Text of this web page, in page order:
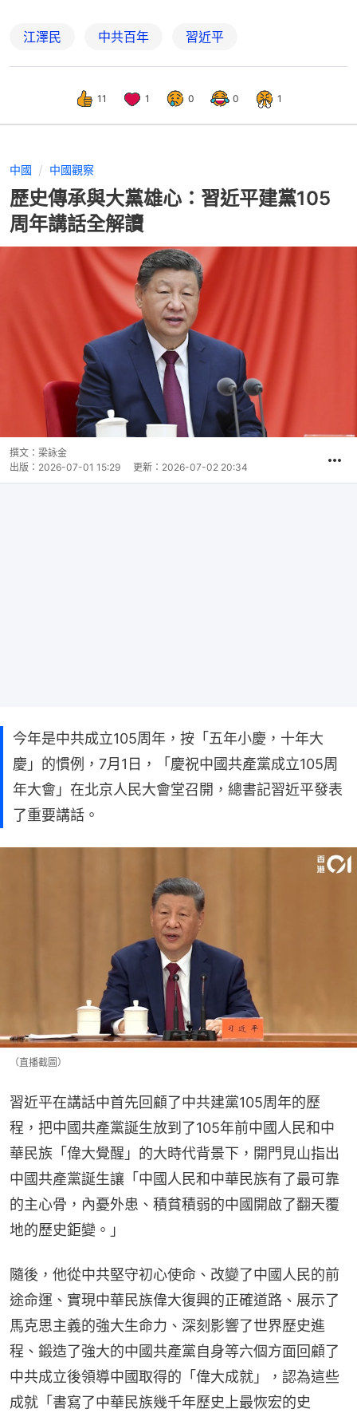
江澤民 中共百年 習近平
11 1 0 0 1
中國 中國觀察
歷史傳承與大黨雄心：習近平建黨105
周年講話全解讀
撰文： 梁詠金
出版： 2026-07-01 15:29 更新： 2026-07-02 20:34
今年是中共成立105周年，按「五年小慶，十年大
慶」的慣例，7月1日，「慶祝中國共產黨成立105周
年大會」在北京人民大會堂召開，總書記習近平發表
了重要講話。
（直播截圖）
習近平在講話中首先回顧了中共建黨105周年的歷
程，把中國共產黨誕生放到了105年前中國人民和中
華民族「偉大覺醒」的大時代背景下，開門見山指出
中國共產黨誕生讓「中國人民和中華民族有了最可靠
的主心骨，內憂外患、積貧積弱的中國開啟了翻天覆
地的歷史鉅變。」
隨後，他從中共堅守初心使命、改變了中國人民的前
途命運、實現中華民族偉大復興的正確道路、展示了
馬克思主義的強大生命力、深刻影響了世界歷史進
程、鍛造了強大的中國共產黨自身等六個方面回顧了
中共成立後領導中國取得的「偉大成就」，認為這些
成就「書寫了中華民族幾千年歷史上最恢宏的史